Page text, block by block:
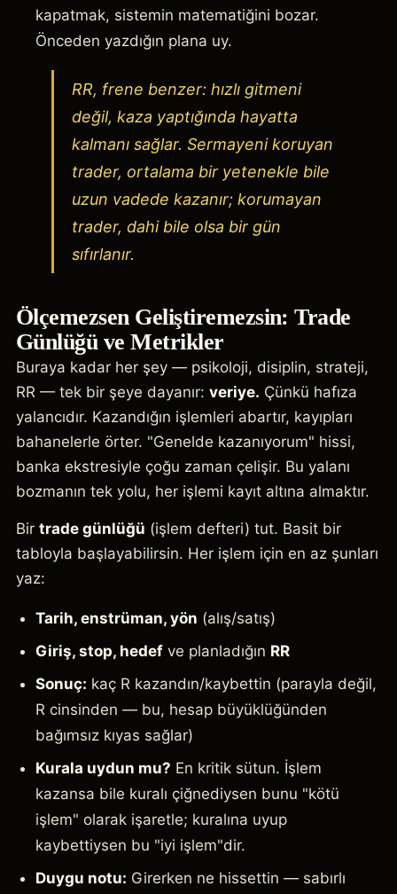
kapatmak, sistemin matematiğini bozar.
Önceden yazdığın plana uy.
RR, frene benzer: hızlı gitmeni
değil, kaza yaptığında hayatta
kalmanı sağlar. Sermayeni koruyan
trader, ortalama bir yetenekle bile
uzun vadede kazanır; korumayan
trader, dahi bile olsa bir gün
sıfırlanır.
Ölçemezsen Geliştiremezsin: Trade
Günlüğü ve Metrikler
Buraya kadar her şey — psikoloji, disiplin, strateji,
RR — tek bir şeye dayanır: veriye. Çünkü hafıza
yalancıdır. Kazandığın işlemleri abartır, kayıpları
bahanelerle örter. "Genelde kazanıyorum" hissi,
banka ekstresiyle çoğu zaman çelişir. Bu yalanı
bozmanın tek yolu, her işlemi kayıt altına almaktır.
Bir trade günlüğü (işlem defteri) tut. Basit bir
tabloyla başlayabilirsin. Her işlem için en az şunları
yaz:
Tarih, enstrüman, yön (alış/satış)
Giriş, stop, hedef ve planladığın RR
Sonuç: kaç R kazandın/kaybettin (parayla değil,
R cinsinden — bu, hesap büyüklüğünden
bağımsız kıyas sağlar)
Kurala uydun mu? En kritik sütun. İşlem
kazansa bile kuralı çiğnediysen bunu "kötü
işlem" olarak işaretle; kuralına uyup
kaybettiysen bu "iyi işlem"dir.
Duygu notu: Girerken ne hissettin — sabırlı